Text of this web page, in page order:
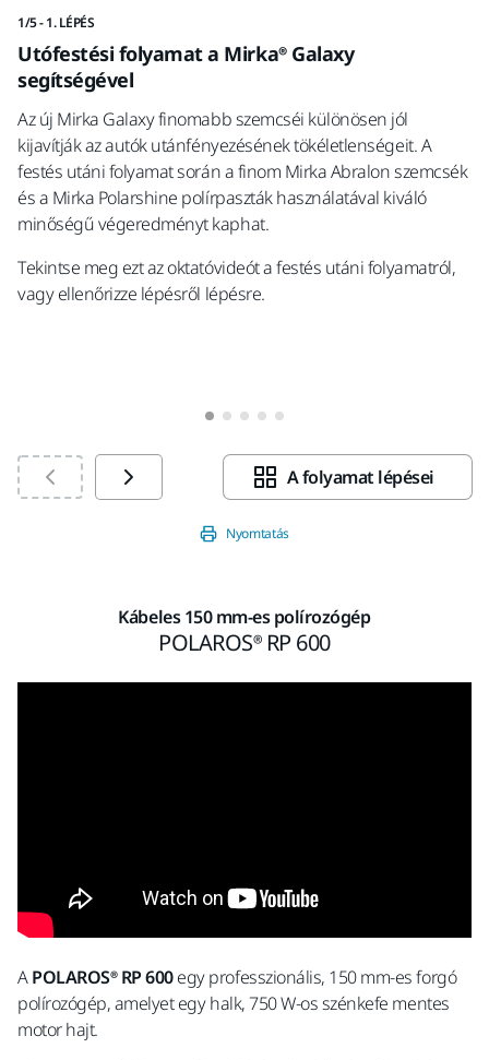
1/5 - 1. LÉPÉS
Utófestési folyamat a Mirka® Galaxy
segítségével
Az új Mirka Galaxy finomabb szemcséi különösen jól
kijavítják az autók utánfényezésének tökéletlenségeit. A
festés utáni folyamat során a finom Mirka Abralon szemcsék
és a Mirka Polarshine polírpaszták használatával kiváló
minőségű végeredményt kaphat.
Tekintse meg ezt az oktatóvideót a festés utáni folyamatról,
vagy ellenőrizze lépésről lépésre.
A folyamat lépései
Nyomtatás
Kábeles 150 mm-es polírozógép
POLAROS® RP 600
APOLAROS® RP 600egy professzionális, 150 mm-es forgó
polírozógép, amelyet egy halk, 750 W-os szénkefe mentes
motor hajt.